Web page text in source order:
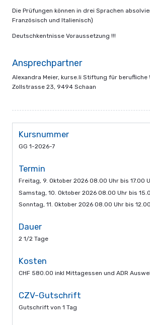
Die Prüfungen können in drei Sprachen
Französisch und Italienisch)
Deutschkentnisse Voraussetzung !!!
Ansprechpartner
Alexandra Meier, kurse.li Stiftung für berufliche
Zollstrasse 23, 9494 Schaan
Kursnummer
GG 1-2026-7
Termin
Freitag, 9. Oktober 2026 08.00 Uhr bis 17.00
Samstag, 10. Oktober 2026 08.00 Uhr bis
Sonntag, 11. Oktober 2026 08.00 Uhr bis
Dauer
2 1/2 Tage
Kosten
CHF 580.00 inkl Mittagessen und ADR
CZV-Gutschrift
Gutschrift von 1 Tag